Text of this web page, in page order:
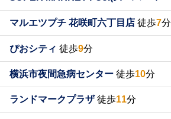
マルエツプチ 花咲町六丁目店 徒歩7分
ぴおシティ 徒歩9分
横浜市夜間急病センター 徒歩10分
ランドマークプラザ徒歩11分